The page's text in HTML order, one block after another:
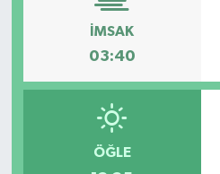
İMSAK
03:40
ÖĞLE